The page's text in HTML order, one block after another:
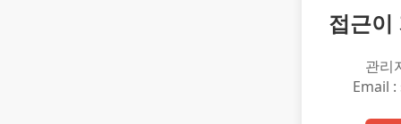
접근이
관리
Email